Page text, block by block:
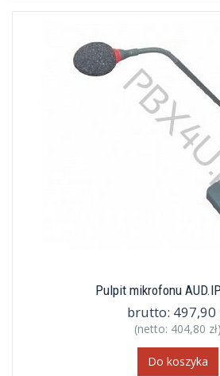
Pulpit mikrofonu
brutto: 497,90
(netto: 404,80 zł)
Do koszyka